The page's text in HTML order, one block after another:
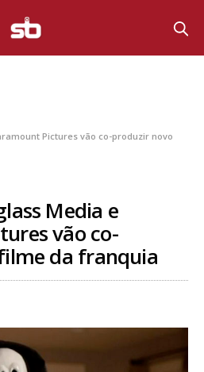
Pictures vão co-produzir novo
Media e
vão co-
da franquia